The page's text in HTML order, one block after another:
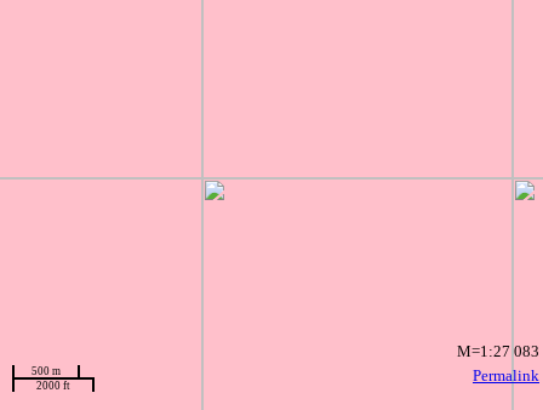
Permalink
500 m
2000 ft
M=1:27 083